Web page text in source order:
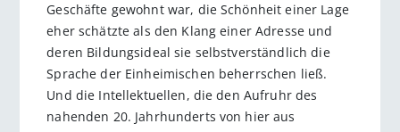
Geschäfte gewohnt war, die Schönheit einer Lage
eher schätzte als den Klang einer Adresse und
deren Bildungsideal sie selbstverständlich die
Sprache der Einheimischen beherrschen ließ.
Und die Intellektuellen, die den Aufruhr des
nahenden 20. Jahrhunderts von hier aus